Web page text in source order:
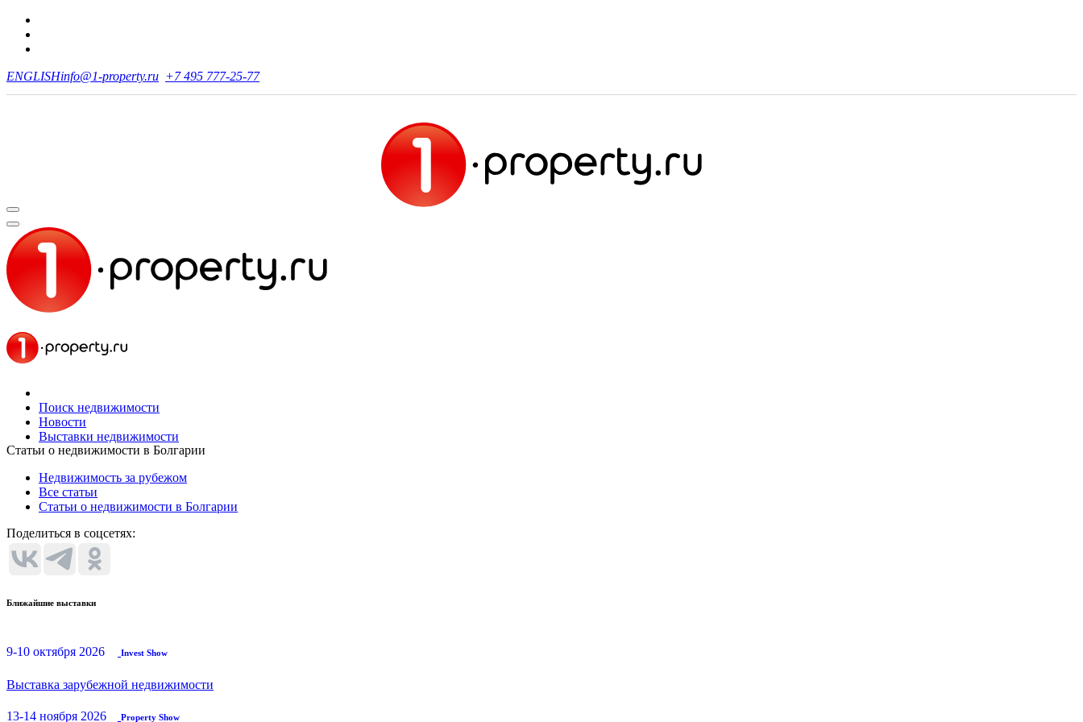
ENGLISHinfo@1-property.ru +7 495 777-25-77
Поиск недвижимости
Новости
Выставки недвижимости
Статьи о недвижимости в Болгарии
Недвижимость за рубежом
Все статьи
Статьи о недвижимости в Болгарии
Поделиться в соцсетях:
Ближайшие выставки
9-10 октября 2026 Invest Show
Выставка зарубежной недвижимости
13-14 ноября 2026 Property Show